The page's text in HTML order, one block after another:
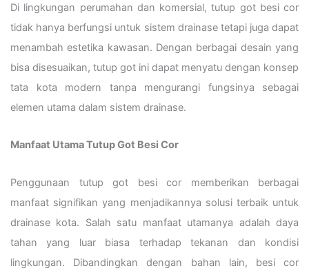
Di lingkungan perumahan dan komersial, tutup got besi cor
tidak hanya berfungsi untuk sistem drainase tetapi juga dapat
menambah estetika kawasan. Dengan berbagai desain yang
bisa disesuaikan, tutup got ini dapat menyatu dengan konsep
tata kota modern tanpa mengurangi fungsinya sebagai
elemen utama dalam sistem drainase.
Manfaat Utama Tutup Got Besi Cor
Penggunaan tutup got besi cor memberikan berbagai
manfaat signifikan yang menjadikannya solusi terbaik untuk
drainase kota. Salah satu manfaat utamanya adalah daya
tahan yang luar biasa terhadap tekanan dan kondisi
lingkungan. Dibandingkan dengan bahan lain, besi cor